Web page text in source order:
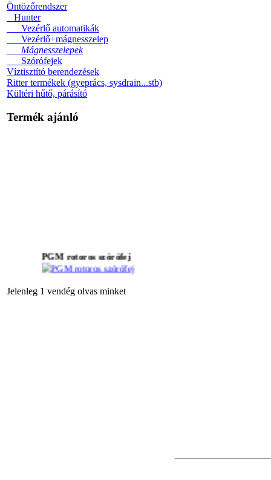
Öntözőrendszer
Hunter
Vezérlő automatikák
Vezérlő+mágnesszelep
Mágnesszelepek
Szórófejek
Víztisztító berendezések
Ritter termékek (gyeprács, sysdrain...stb)
Kültéri hűtő, párásító
Termék ajánló
PGM rotoros szórófej
SRS esőztető öntözőfej
Jelenleg 1 vendég olvas minket